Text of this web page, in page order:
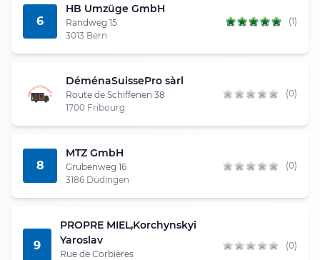
6
HB Umzüge GmbH
Randweg 15
3013 Bern
(1)
DéménaSuissePro sàrl
Route de Schiffenen 38
1700 Fribourg
(0)
8
MTZ GmbH
Grubenweg 16
3186 Düdingen
(0)
9
PROPRE MIEL,Korchynskyi
Yaroslav
Rue de Corbières
(0)